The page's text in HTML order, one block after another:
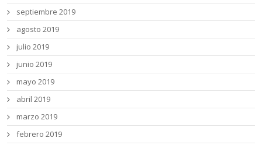
septiembre 2019
agosto 2019
julio 2019
junio 2019
mayo 2019
abril 2019
marzo 2019
febrero 2019